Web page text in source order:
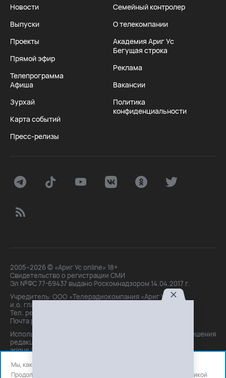
Новости
Выпуски
Проекты
Прямой эфир
Телепрограмма
Афиша
Зурхай
Карта событий
Пресс-релизы
Семейный контролер
О телекомпании
Академия Ариг Ус
Бегущая строка
Реклама
Вакансии
Политика
конфиденциальности
2005–2026 © «Ариг Ус online» 18+
Свидетельство о регистрации СМИ
Эл №ФС 77-69437 выдано Роскомнадзором 14.04.2017 г.
Учредитель: ООО «Телерадиокомпания «Ариг Ус»,
и.о. главного редактора: Маханова О.Б.
Тел. peдakции: +7(3012)21-30-14,
Почта peдakции: editor@arigus.tv
Использование материалов только с письменного разрешения
редакции. При цитировании прямая активная ссылка на
arigus.tv обязательна.
Мы, как и все используем файлы cookie и сервисы аналитики.
Продолжая использовать сайт, вы соглашаетесь с нашей
политикой